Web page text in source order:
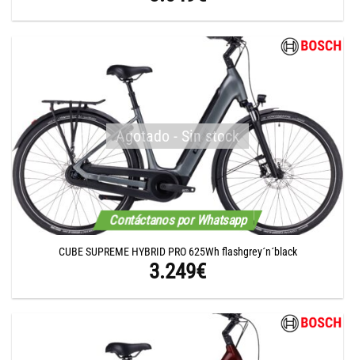
Contáctanos por Whatsapp
Agotado - Sin stock
CUBE SUPREME HYBRID PRO 625Wh flashgrey´n´black
3.249€